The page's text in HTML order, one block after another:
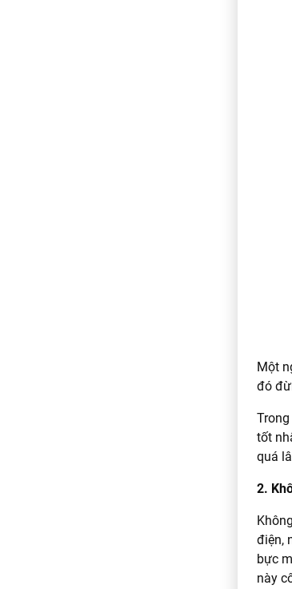
Một
đó
tốt
quá
2.
điện,
bực
này